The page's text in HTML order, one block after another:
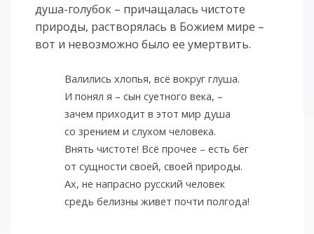
душа-голубок – причащалась чистоте
природы, растворялась в Божием мире –
вот и невозможно было ее умертвить.
Валились хлопья, всё вокруг глуша.
И понял я – сын суетного века, –
зачем приходит в этот мир душа
со зрением и слухом человека.
Внять чистоте! Всё прочее – есть бег
от сущности своей, своей природы.
Ах, не напрасно русский человек
средь белизны живет почти полгода!